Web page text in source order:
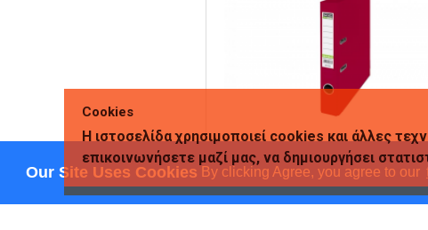
Our Site Uses Cookies By clicking Agree, you agree to our
SKAG
Cookies
Η ιστοσελίδα χρησιμοποιεί cookies και άλλες
επικοινωνήσετε μαζί μας, να δημιουργήσει